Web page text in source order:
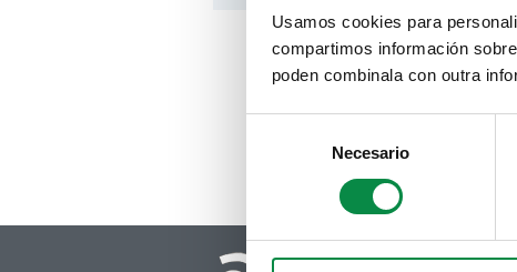
Usamos cookies para
compartimos información
poden combinala con outra
Necesario